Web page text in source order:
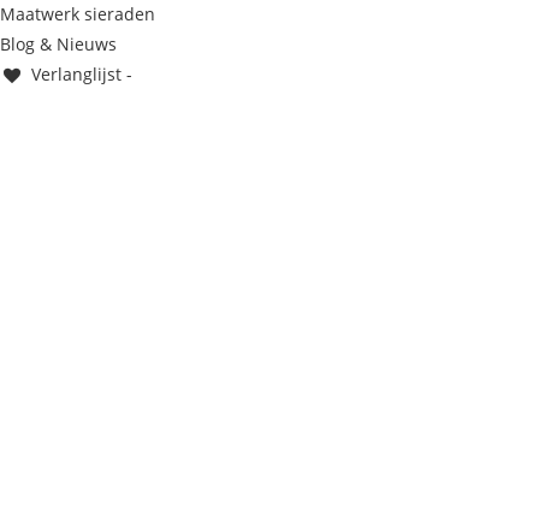
Maatwerk sieraden
Blog & Nieuws
Verlanglijst -